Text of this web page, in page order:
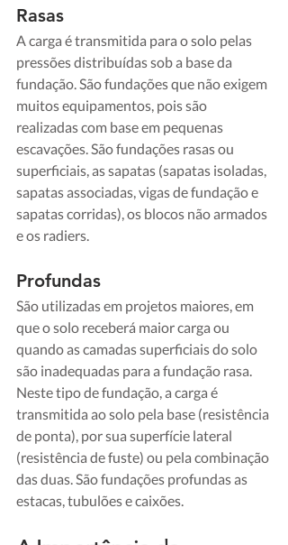
Rasas
A carga é transmitida para o solo pelas
pressões distribuídas sob a base da
fundação. São fundações que não exigem
muitos equipamentos, pois são
realizadas com base em pequenas
escavações. São fundações rasas ou
superficiais, as sapatas (sapatas isoladas,
sapatas associadas, vigas de fundação e
sapatas corridas), os blocos não armados
e os radiers.
Profundas
São utilizadas em projetos maiores, em
que o solo receberá maior carga ou
quando as camadas superficiais do solo
são inadequadas para a fundação rasa.
Neste tipo de fundação, a carga é
transmitida ao solo pela base (resistência
de ponta), por sua superfície lateral
(resistência de fuste) ou pela combinação
das duas. São fundações profundas as
estacas, tubulões e caixões.